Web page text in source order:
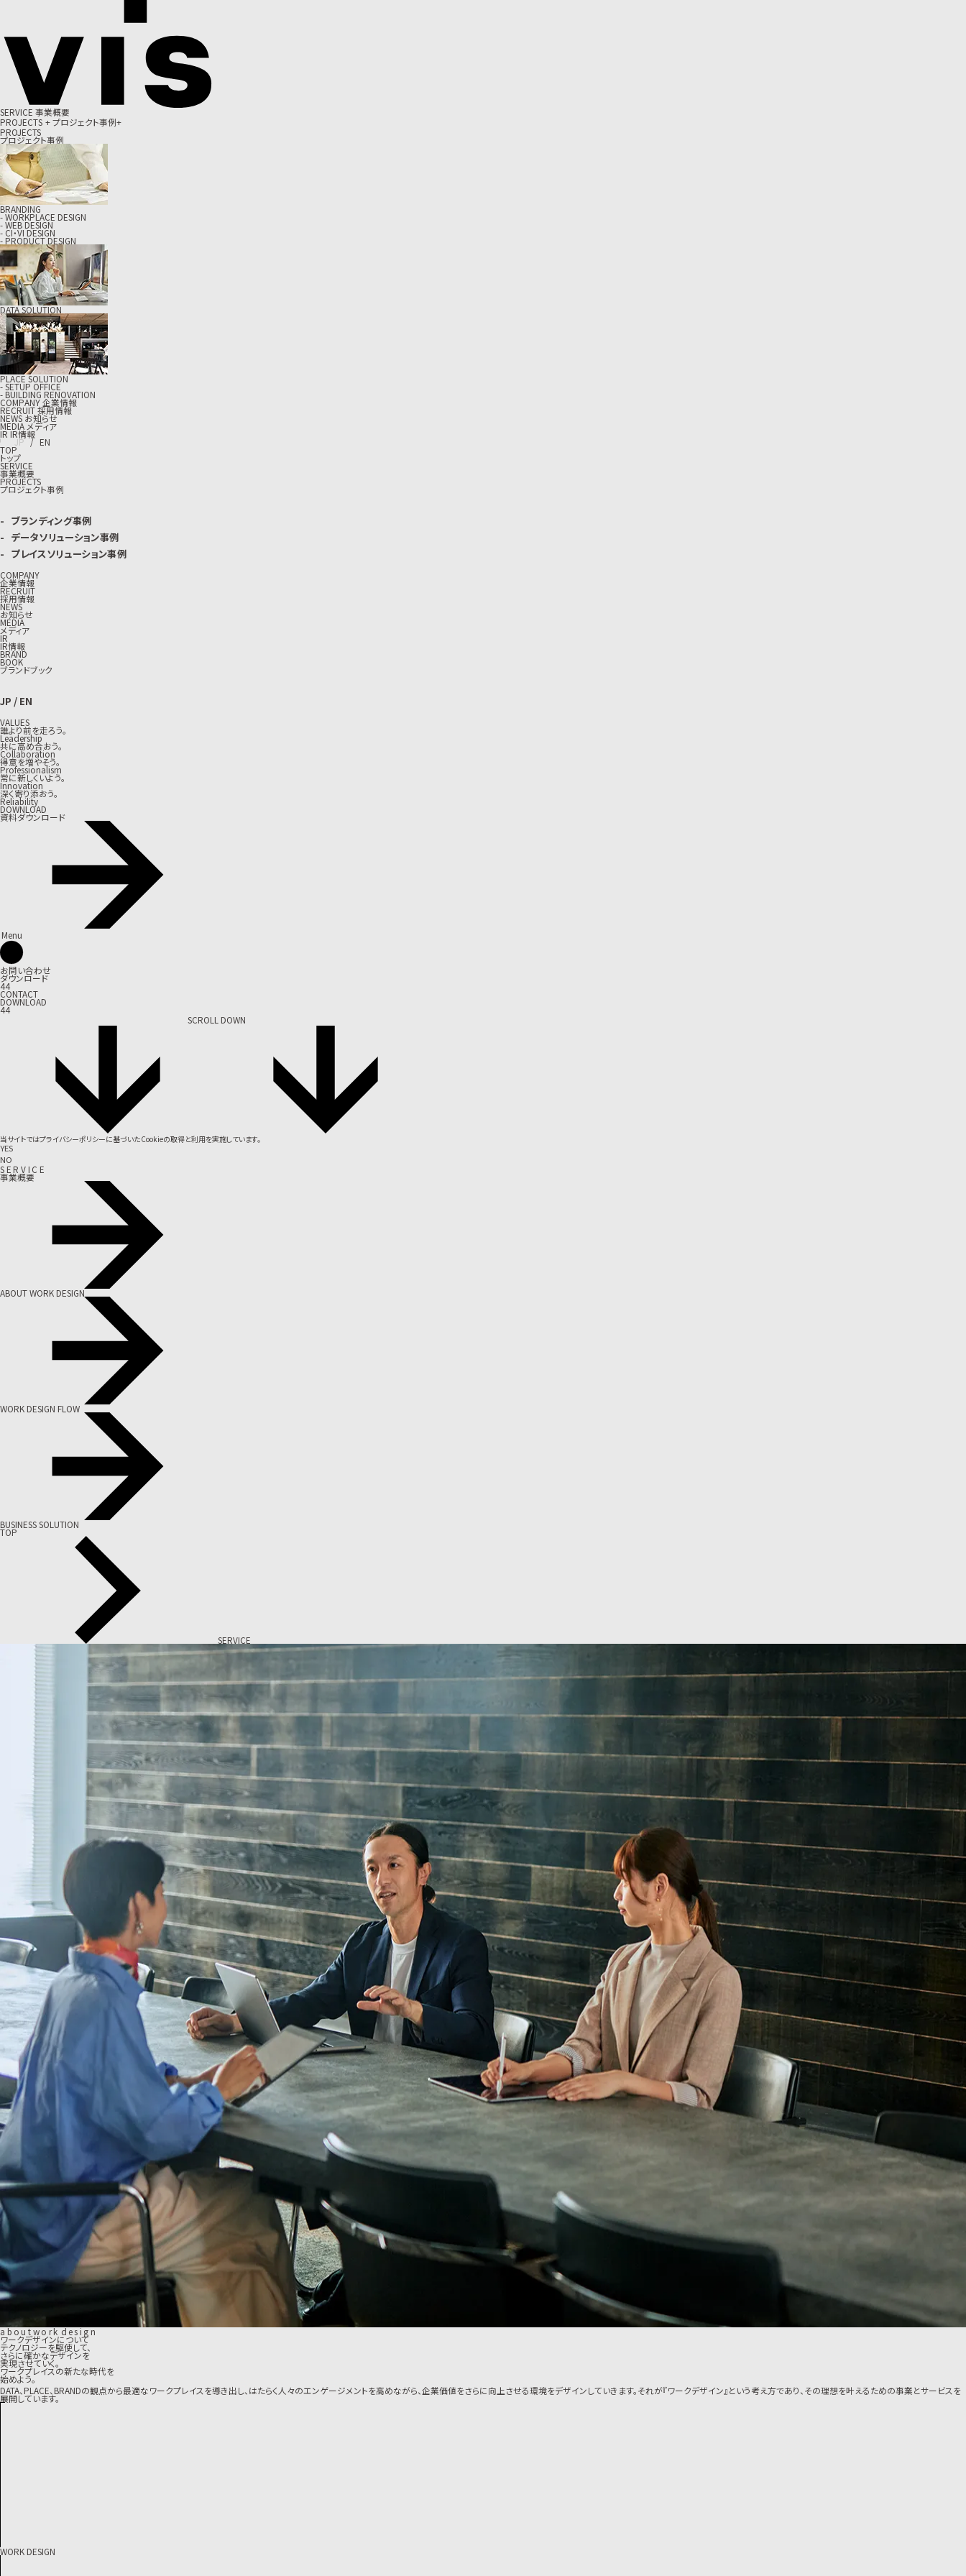
SERVICE 事業概要
PROJECTS +プロジェクト事例+
PROJECTS
プロジェクト事例
BRANDING
- WORKPLACE DESIGN
- WEB DESIGN
- CI・VI DESIGN
- PRODUCT DESIGN
DATA SOLUTION
PLACE SOLUTION
- SETUP OFFICE
- BUILDING RENOVATION
COMPANY企業情報
RECRUIT採用情報
NEWSお知らせ
MEDIAメディア
IRIR情報
JP / EN
TOP
トップ
SERVICE
事業概要
PROJECTS
プロジェクト事例
ブランディング事例
データソリューション事例
プレイスソリューション事例
COMPANY
企業情報
RECRUIT
採用情報
NEWS
お知らせ
MEDIA
メディア
IR
IR情報
BRAND
BOOK
ブランドブック
JP / EN
VALUES
誰より前を走ろう。
Leadership
共に高め合おう。
Collaboration
得意を増やそう。
Professionalism
常に新しくいよう。
Innovation
深く寄り添おう。
Reliability
DOWNLOAD
資料ダウンロード
Menu
お問い合わせ
ダウンロード
44
CONTACT
DOWNLOAD
44
SCROLL DOWN
当サイトではプライバシーポリシーに基づいたCookieの取得と利用を実施しています。
YES
NO
SER V I C E
事業概要
ABOUT WORK DESIGN
WORK DESIGN FLOW
BUSINESS SOLUTION
TOP
SERVICE
aboutwork design
ワークデザインについて
テクノロジーを駆使して、
さらに確かなデザインを
実現させていく。
ワークプレイスの新たな時代を
始めよう。
DATA、PLACE、BRANDの観点から最適なワークプレイスを導き出し、はたらく人々のエンゲージメントを高めながら、企業価値をさらに向上させる環境をデザインしていきます。それが『ワークデザイン』という考え方であり、その理想を叶えるための事業とサービスを
展開しています。
WORK DESIGN